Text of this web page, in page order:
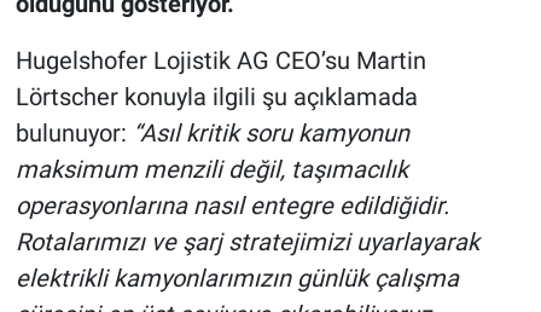
Hugelshofer Lojistik AG CEO’su Martin
Lörtscher konuyla ilgili şu açıklamada
bulunuyor: “Asıl kritik soru kamyonun
maksimum menzili değil, taşımacılık
operasyonlarına nasıl entegre edildiğidir.
Rotalarımızı ve şarj stratejimizi uyarlayarak
elektrikli kamyonlarımızın günlük çalışma